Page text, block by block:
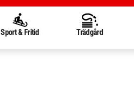
Sport & Fritid Trädgård